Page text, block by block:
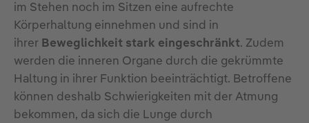
im Stehen noch im Sitzen eine aufrechte
Körperhaltung einnehmen und sind in
ihrer Beweglichkeit stark eingeschränkt. Zudem
werden die inneren Organe durch die gekrümmte
Haltung in ihrer Funktion beeinträchtigt. Betroffene
können deshalb Schwierigkeiten mit der Atmung
bekommen, da sich die Lunge durch